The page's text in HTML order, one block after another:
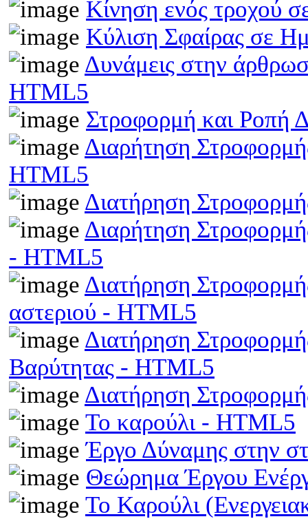
Κίνηση ενός τροχού
Κύλιση Σφαίρας σε
Δυνάμεις στην
HTML5
Στροφορμή και Ροπή
Διαρήτηση
HTML5
Διατήρηση
Διαρήτηση
- HTML5
Διατήρηση
αστεριού - HTML5
Διατήρηση
Βαρύτητας - HTML5
Διατήρηση
Το καρούλι - HTML5
Έργο Δύναμης στην
Θεώρημα Έργου
Το Καρούλι